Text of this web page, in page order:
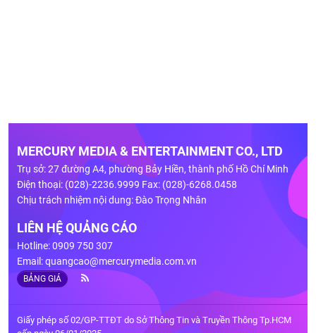
MERCURY MEDIA & ENTERTAINMENT CO., LTD
Trụ sở: 27 đường A4, phường Bảy Hiền, thành phố Hồ Chí Minh
Điện thoại: (028)-2236.9999 Fax: (028)-6268.0458
Chịu trách nhiệm nội dung: Đào Trọng Nhân
LIÊN HỆ QUẢNG CÁO
Hotline: 0909 750 307
Email:quangcao@mercurymedia.com.vn
BẢNG GIÁ
Giấy phép số 02/GP-TTĐT do Sở Thông Tin và Truyền Thông Tp.HCM